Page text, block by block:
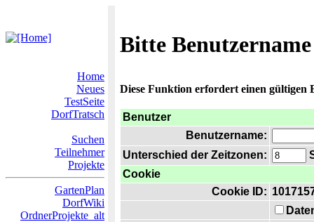
Bitte
Home
Neues
TestSeite
DorfTratsch
Suchen
Teilnehmer
Projekte
GartenPlan
DorfWiki
OrdnerProjekte_alt
Diese Funktion erfordert einen gültigen
Benutzer
Benutzername:
Unterschied der Zeitzonen:
Cookie
Cookie ID: